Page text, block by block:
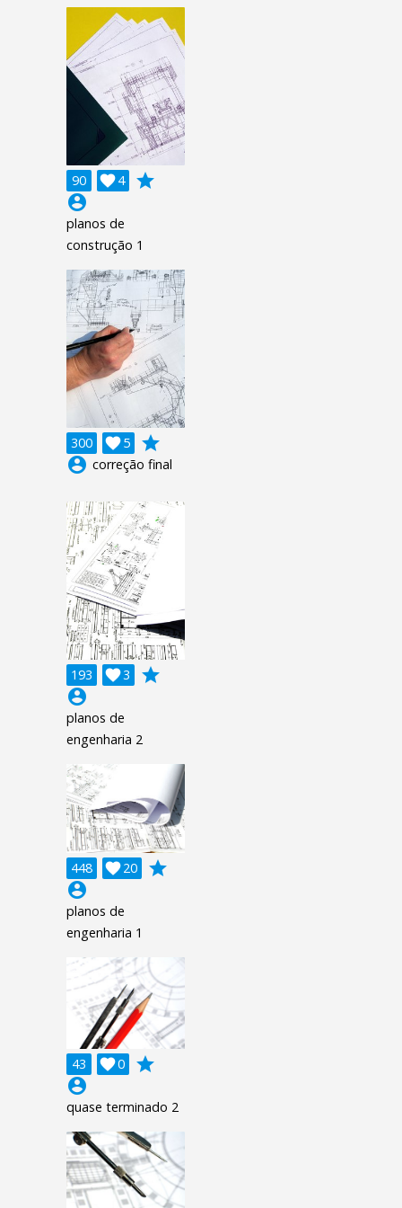
90 4

grade
account_circle
planos de
construção 1
300 5

grade
account_circle correção final
193 3

grade
account_circle
planos de
engenharia 2
448 20

grade
account_circle
planos de
engenharia 1
43 0

grade
account_circle
quase terminado 2